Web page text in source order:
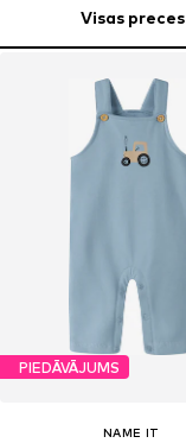
Visas preces
PIEDĀVĀJUMS
NAME IT